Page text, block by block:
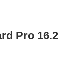
Pro 16.2